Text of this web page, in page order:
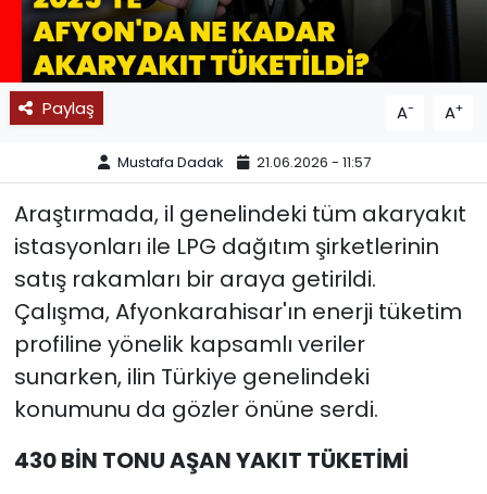
Paylaş A- A+
Mustafa Dadak 21.06.2026 - 11:57
Araştırmada, il genelindeki tüm akaryakıt
istasyonları ile LPG dağıtım şirketlerinin
satış rakamları bir araya getirildi.
Çalışma, Afyonkarahisar'ın enerji tüketim
profiline yönelik kapsamlı veriler
sunarken, ilin Türkiye genelindeki
konumunu da gözler önüne serdi.
430 BİN TONU AŞAN YAKIT TÜKETİMİ